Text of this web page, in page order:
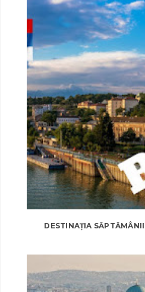
DESTINAȚIA